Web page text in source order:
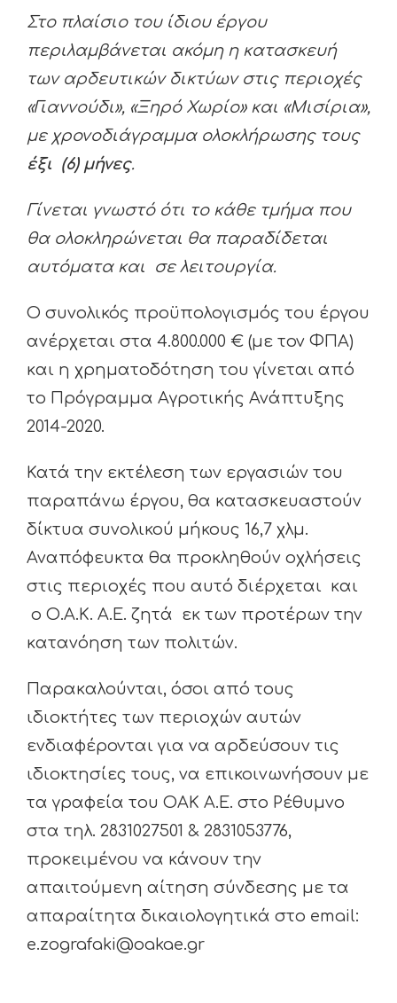
Στο πλαίσιο του ίδιου έργου
περιλαμβάνεται ακόμη η κατασκευή
των αρδευτικών δικτύων στις περιοχές
«Γιαννούδι», «Ξηρό Χωρίο» και «Μισίρια»,
με χρονοδιάγραμμα ολοκλήρωσης τους
έξι (6) μήνες.
Γίνεται γνωστό ότι το κάθε τμήμα που
θα ολοκληρώνεται θα παραδίδεται
αυτόματα και σε λειτουργία.
Ο συνολικός προϋπολογισμός του έργου
ανέρχεται στα 4.800.000 € (με τον ΦΠΑ)
και η χρηματοδότηση του γίνεται από
το Πρόγραμμα Αγροτικής Ανάπτυξης
2014-2020.
Κατά την εκτέλεση των εργασιών του
παραπάνω έργου, θα κατασκευαστούν
δίκτυα συνολικού μήκους 16,7 χλμ.
Αναπόφευκτα θα προκληθούν οχλήσεις
στις περιοχές που αυτό διέρχεται και
ο Ο.Α.Κ. Α.Ε. ζητά εκ των προτέρων την
κατανόηση των πολιτών.
Παρακαλούνται, όσοι από τους
ιδιοκτήτες των περιοχών αυτών
ενδιαφέρονται για να αρδεύσουν τις
ιδιοκτησίες τους, να επικοινωνήσουν με
τα γραφεία του ΟΑΚ Α.Ε. στο Ρέθυμνο
στα τηλ. 2831027501 & 2831053776,
προκειμένου να κάνουν την
απαιτούμενη αίτηση σύνδεσης με τα
απαραίτητα δικαιολογητικά στο email:
e.zografaki@oakae.gr